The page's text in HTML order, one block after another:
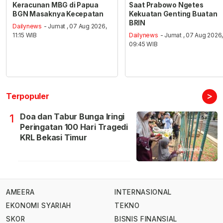
Keracunan MBG di Papua
BGN Masaknya Kecepatan
Dailynews - Jumat , 07 Aug 2026,
11:15 WIB
Saat Prabowo Ngetes
Kekuatan Genting Buatan
BRIN
Dailynews - Jumat , 07 Aug 2026,
09:45 WIB
Terpopuler >
1
Doa dan Tabur Bunga Iringi
Peringatan 100 Hari Tragedi
KRL Bekasi Timur
AMEERA
EKONOMI SYARIAH
SKOR
INTERNASIONAL
TEKNO
BISNIS FINANSIAL